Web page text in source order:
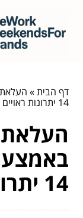
דף הבית»
14 יתרונות ראויים לציון
14 יתרונות ראויים לציון